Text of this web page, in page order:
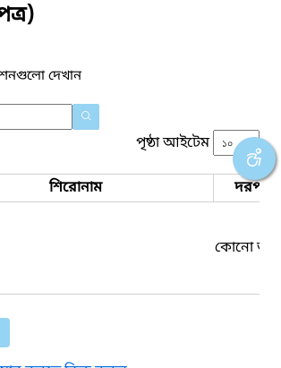
দেখান
পৃষ্ঠা আইটেম
শিরোনাম দরপত্র
কোনো তথ্য